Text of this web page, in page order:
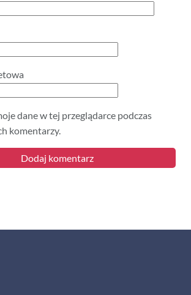
dane w tej przeglądarce podczas
komentarzy.